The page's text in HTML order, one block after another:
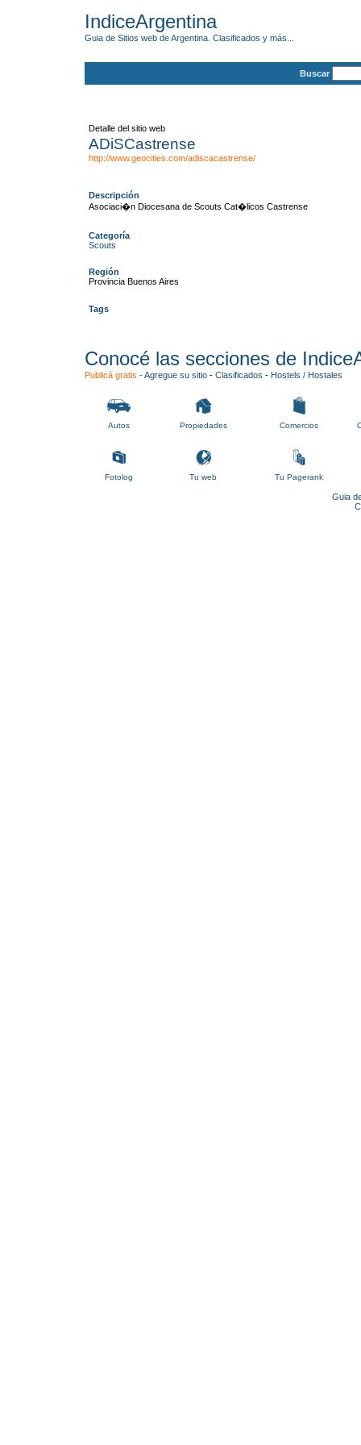
IndiceArgentina
Guia de Sitios web de Argentina. Clasificados y más...
Buscar
Detalle del sitio web
ADiSCastrense
http://www.geocities.com/adiscacastrense/
Descripción
Asociaci�n Diocesana de Scouts Cat�licos Castrense
Categoría
Scouts
Región
Provincia Buenos Aires
Tags
Conocé las secciones de
Publicá gratis -Agregue su sitio - Clasificados - Hostels / Hostales
Autos Propiedades Comercios
Fotolog Tu web Tu Pagerank
Guia